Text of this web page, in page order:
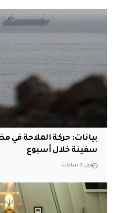
سفينة خلال أسبوع
قبل 3 ساعات